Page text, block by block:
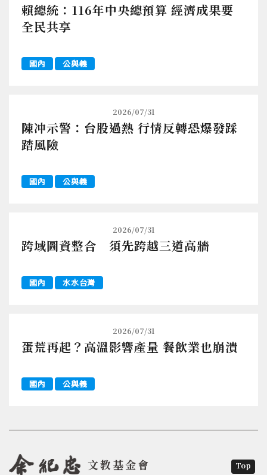
賴總統：116年中央總預算 經濟成果要
全民共享
國內 公與義
2026/07/31
陳冲示警：台股過熱 行情反轉恐爆發踩
踏風險
國內 公與義
2026/07/31
跨域圖資整合 須先跨越三道高牆
國內 水水台灣
2026/07/31
蛋荒再起？高溫影響產量 餐飲業也崩潰
國內 公與義
文教基金會 Top